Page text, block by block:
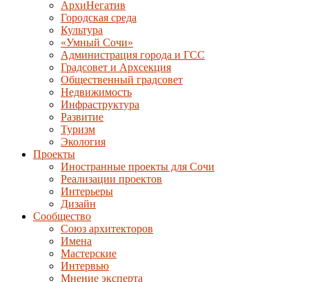
АрхиНегатив
Городская среда
Культура
«Умный Сочи»
Администрация города и ГСС
Градсовет и Архсекция
Общественный градсовет
Недвижимость
Инфраструктура
Развитие
Туризм
Экология
Проекты
Иностранные проекты для Сочи
Реализации проектов
Интерьеры
Дизайн
Сообщество
Союз архитекторов
Имена
Мастерские
Интервью
Мнение эксперта